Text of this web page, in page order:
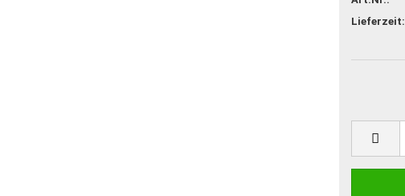
Konto erstellen
Lieferzeit: